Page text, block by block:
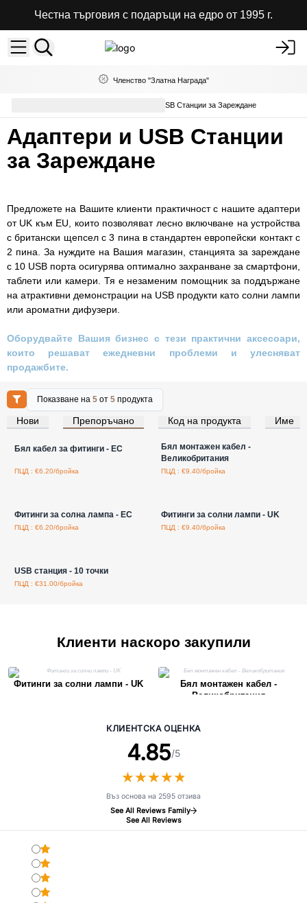
Честна търговия с подаръци на едро от 1995 г.
Членство "Златна Награда"
Адаптери и USB Станции за Зареждане
Адаптери и USB Станции
за Зареждане
Предложете на Вашите клиенти практичност с нашите адаптери
от UK към EU, които позволяват лесно включване на устройства
с британски щепсел с 3 пина в стандартен европейски контакт с
2 пина. За нуждите на Вашия магазин, станцията за зареждане
с 10 USB порта осигурява оптимално захранване за смартфони,
таблети или камери. Тя е незаменим помощник за поддържане
на атрактивни демонстрации на USB продукти като солни лампи
или ароматни дифузери.
Оборудвайте Вашия бизнес с тези практични аксесоари,
които решават ежедневни проблеми и улесняват
продажбите.
Показване на5 от5 продукта
Нови Препоръчано Код на продукта Име
Влезте за цени на едро
Бял кабел за фитинги - ЕС
ПЦД : €6.20/бройка
Влезте за цени на едро
Бял монтажен кабел -
Великобритания
ПЦД : €9.40/бройка
Фитинги за солна лампа - ЕС
ПЦД : €6.20/бройка
Фитинги за солни лампи - UK
ПЦД : €9.40/бройка
USB станция - 10 точки
ПЦД : €31.00/бройка
Клиенти наскоро закупили
Фитинги за солни лампи - UK
Бял монтажен кабел -
Великобритания
КЛИЕНТСКА ОЦЕНКА
4.85/5
★★★★★
★★★★★
Въз основа на 2595 отзива
See All Reviews Family
See All Reviews